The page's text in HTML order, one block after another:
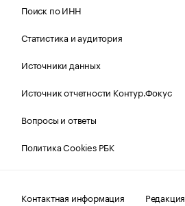
Поиск по ИНН
Статистика и аудитория
Источники данных
Источник отчетности Контур.Фокус
Вопросы и ответы
Политика Cookies РБК
Контактная информация Редакция